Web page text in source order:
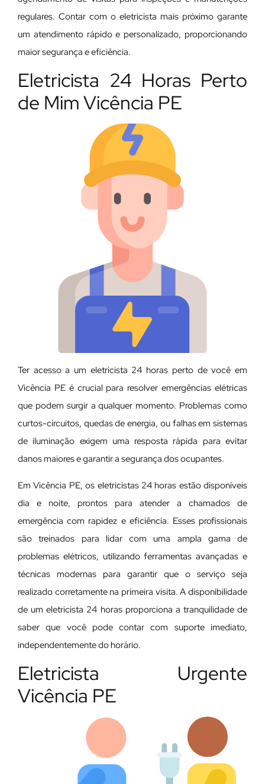
regulares. Contar com o eletricista mais próximo garante
um atendimento rápido e personalizado, proporcionando
maior segurança e eficiência.
Eletricista 24 Horas Perto
de Mim Vicência PE
Ter acesso a um eletricista 24 horas perto de você em
Vicência PE é crucial para resolver emergências elétricas
que podem surgir a qualquer momento. Problemas como
curtos-circuitos, quedas de energia, ou falhas em sistemas
de iluminação exigem uma resposta rápida para evitar
danos maiores e garantir a segurança dos ocupantes.
Em Vicência PE, os eletricistas 24 horas estão disponíveis
dia e noite, prontos para atender a chamados de
emergência com rapidez e eficiência. Esses profissionais
são treinados para lidar com uma ampla gama de
problemas elétricos, utilizando ferramentas avançadas e
técnicas modernas para garantir que o serviço seja
realizado corretamente na primeira visita. A disponibilidade
de um eletricista 24 horas proporciona a tranquilidade de
saber que você pode contar com suporte imediato,
independentemente do horário.
Eletricista Urgente
Vicência PE